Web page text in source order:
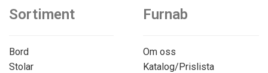
Sortiment
Bord
Stolar
Furnab
Om oss
Katalog/Prislista